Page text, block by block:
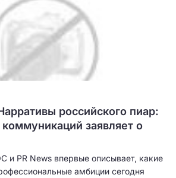
российского пиар:
коммуникаций заявляет о
и PR News впервые описывает, какие
амбиции сегодня